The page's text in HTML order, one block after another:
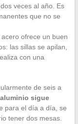
veces al año. Es
que no se
ofrece un buen
las sillas se apilan,
con una
de seis a
sigue
para el día a día, se
tener dos mesas.